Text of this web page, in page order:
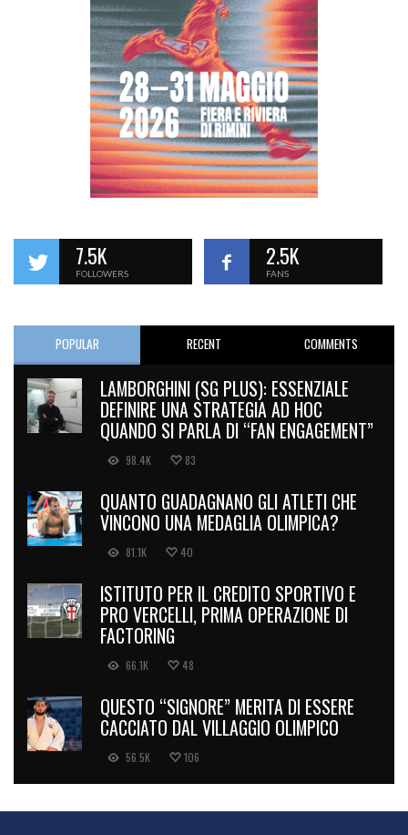
7.5K
FOLLOWERS
2.5K
FANS
POPULAR RECENT COMMENTS
LAMBORGHINI (SG PLUS): ESSENZIALE
DEFINIRE UNA STRATEGIA AD HOC
QUANDO SI PARLA DI “FAN ENGAGEMENT”
98.4K 83
QUANTO GUADAGNANO GLI ATLETI CHE
VINCONO UNA MEDAGLIA OLIMPICA?
81.1K 40
ISTITUTO PER IL CREDITO SPORTIVO E
PRO VERCELLI, PRIMA OPERAZIONE DI
FACTORING
66.1K 48
QUESTO “SIGNORE” MERITA DI ESSERE
CACCIATO DAL VILLAGGIO OLIMPICO
56.5K 106